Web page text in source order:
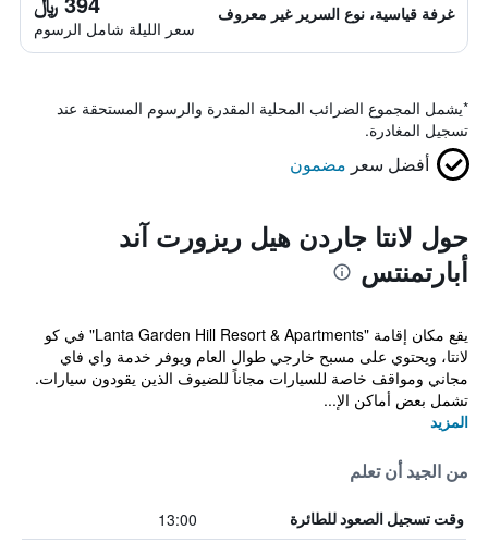
غرفة قياسية، نوع السرير غير معروف
سعر الليلة شامل الرسوم
*يشمل المجموع الضرائب المحلية المقدرة والرسوم المستحقة عند
تسجيل المغادرة.
أفضل سعر مضمون
حول لانتا جاردن هيل ريزورت آند
أبارتمنتس
يقع مكان إقامة "Lanta Garden Hill Resort & Apartments" في كو
لانتا، ويحتوي على مسبح خارجي طوال العام ويوفر خدمة واي فاي
مجاني ومواقف خاصة للسيارات مجاناً للضيوف الذين يقودون سيارات.
تشمل بعض أماكن الإ...
المزيد
من الجيد أن تعلم
وقت تسجيل الصعود للطائرة 13:00